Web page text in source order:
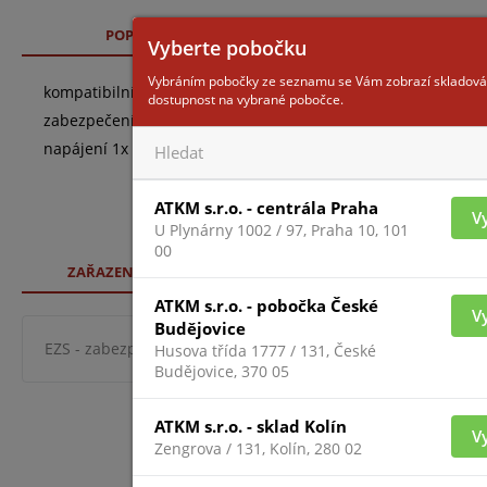
POPIS
kompatibilní pouze s AX PRO, tlačítko pro spuštění alarmu
zabezpečení: Tri-X Wireless, AES-128, dosah cca 1200m
napájení 1x CR 2450, životnost až 3 roky
ZAŘAZENÍ ZBOŽÍ
EZS - zabezpeč. systémy zabezpečovací systémy
Vyberte pobočku
Vybráním pobočky ze seznamu se Vám zobrazí skladová
dostupnost na vybrané pobočce.
ATKM s.r.o. - centrála Praha
U Plynárny 1002 / 97, Praha 10, 101
00
ATKM s.r.o. - pobočka České
Budějovice
Husova třída 1777 / 131, České
Budějovice, 370 05
ATKM s.r.o. - sklad Kolín
Zengrova / 131, Kolín, 280 02